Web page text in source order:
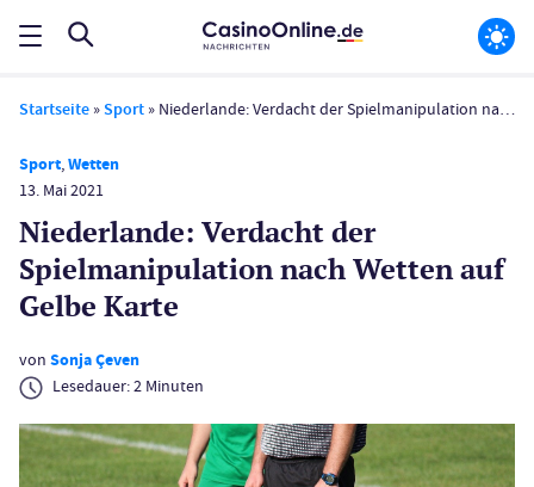
Startseite »Sport » Niederlande: Verdacht der Spielmanipulation nach Wetten auf Gelbe Karte
Sport,Wetten
13. Mai 2021
Niederlande: Verdacht der
Spielmanipulation nach Wetten auf
Gelbe Karte
von Sonja Çeven
Lesedauer:2 Minuten